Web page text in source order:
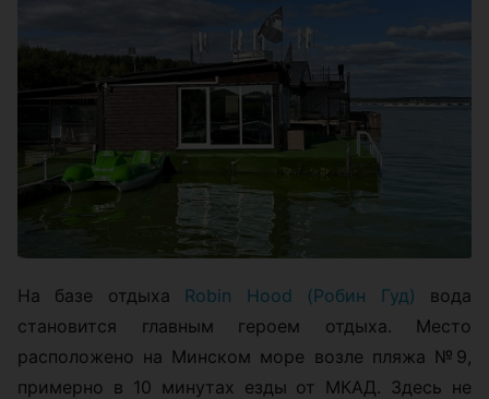
На базе отдыха Robin Hood (Робин Гуд) вода
становится главным героем отдыха. Место
расположено на Минском море возле пляжа №9,
примерно в 10 минутах езды от МКАД. Здесь не